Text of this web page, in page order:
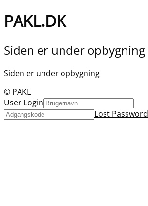
PAKL.DK
Siden er under opbygning
Siden er under opbygning
© PAKL
User Login
Lost Password